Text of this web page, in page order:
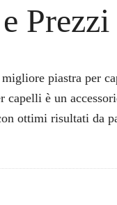
Prezzi
piastra per
è un
ottimi risultati da